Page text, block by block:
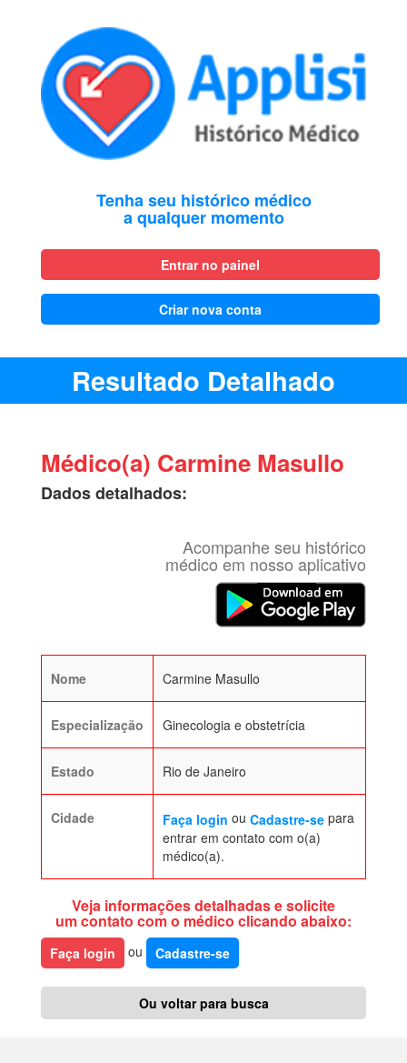
Tenha seu histórico médico
a qualquer momento
Entrar no painel
Criar nova conta
Resultado Detalhado
Médico(a) Carmine Masullo
Dados detalhados:
Acompanhe seu histórico
médico em nosso aplicativo
Nome Carmine Masullo
Especialização Ginecologia e obstetrícia
Estado Rio de Janeiro
Cidade Faça login ou Cadastre-se para
entrar em contato com o(a)
médico(a).
Veja informações detalhadas e solicite
um contato com o médico clicando abaixo:
Faça login ou Cadastre-se
Ou voltar para busca